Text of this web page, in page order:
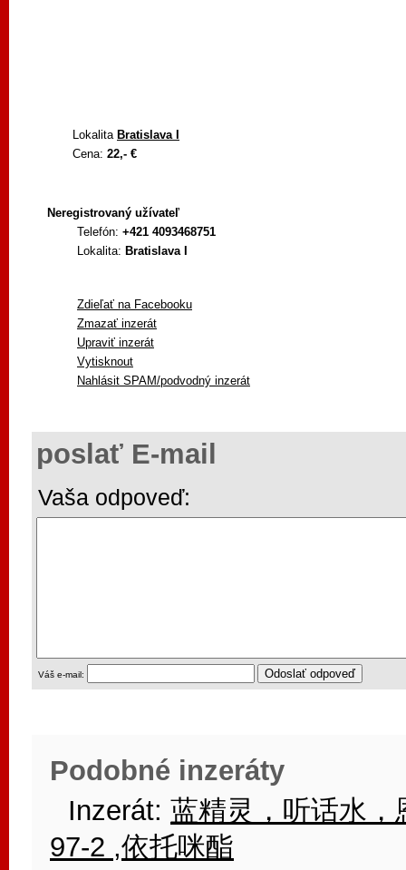
Lokalita Bratislava I
Cena: 22,- €
Neregistrovaný užívateľ
Telefón: +421 4093468751
Lokalita: Bratislava I
Zdieľať na Facebooku
Zmazať inzerát
Upraviť inzerát
Vytisknout
Nahlásit SPAM/podvodný inzerát
poslať E-mail
Vaša odpoveď:
Váš e-mail:
Podobné inzeráty
Inzerát: 蓝精灵，听话水
97-2 ,依托咪酯